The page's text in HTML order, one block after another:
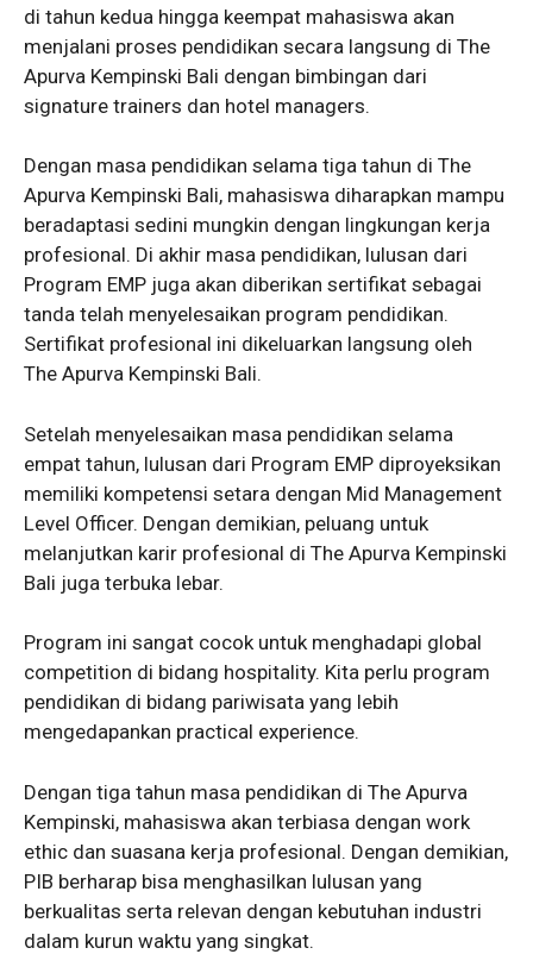
di tahun kedua hingga keempat mahasiswa akan
menjalani proses pendidikan secara langsung di The
Apurva Kempinski Bali dengan bimbingan dari
signature trainers dan hotel managers.
Dengan masa pendidikan selama tiga tahun di The
Apurva Kempinski Bali, mahasiswa diharapkan mampu
beradaptasi sedini mungkin dengan lingkungan kerja
profesional. Di akhir masa pendidikan, lulusan dari
Program EMP juga akan diberikan sertifikat sebagai
tanda telah menyelesaikan program pendidikan.
Sertifikat profesional ini dikeluarkan langsung oleh
The Apurva Kempinski Bali.
Setelah menyelesaikan masa pendidikan selama
empat tahun, lulusan dari Program EMP diproyeksikan
memiliki kompetensi setara dengan Mid Management
Level Officer. Dengan demikian, peluang untuk
melanjutkan karir profesional di The Apurva Kempinski
Bali juga terbuka lebar.
Program ini sangat cocok untuk menghadapi global
competition di bidang hospitality. Kita perlu program
pendidikan di bidang pariwisata yang lebih
mengedapankan practical experience.
Dengan tiga tahun masa pendidikan di The Apurva
Kempinski, mahasiswa akan terbiasa dengan work
ethic dan suasana kerja profesional. Dengan demikian,
PIB berharap bisa menghasilkan lulusan yang
berkualitas serta relevan dengan kebutuhan industri
dalam kurun waktu yang singkat.